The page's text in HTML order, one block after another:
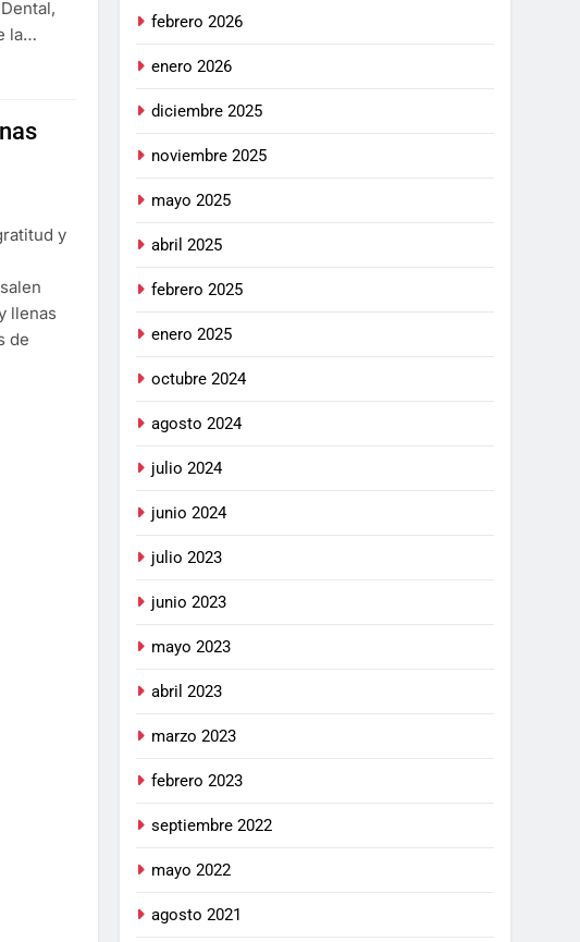
la…
y
llenas
de
febrero 2026
enero 2026
diciembre 2025
noviembre 2025
mayo 2025
abril 2025
febrero 2025
enero 2025
octubre 2024
agosto 2024
julio 2024
junio 2024
julio 2023
junio 2023
mayo 2023
abril 2023
marzo 2023
febrero 2023
septiembre 2022
mayo 2022
agosto 2021